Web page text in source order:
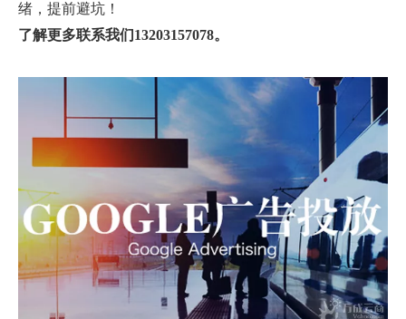
绪，提前避坑！
了解更多联系我们13203157078。